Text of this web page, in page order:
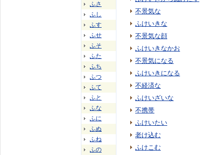
ふさ
ふし
ふす
ふせ
ふそ
ふた
ふち
ふつ
ふて
ふと
ふな
ふに
ふぬ
ふね
ふの
不景気な
ふけいきな
不景気な顔
ふけいきなかお
不景気になる
ふけいきになる
不経済な
ふけいざいな
不携帯
ふけいたい
老け込む
ふけこむ